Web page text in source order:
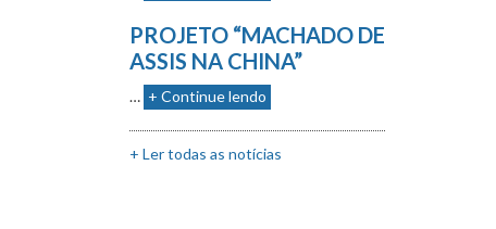
PROJETO “MACHADO DE
ASSIS NA CHINA”
… + Continue lendo
+ Ler todas as notícias